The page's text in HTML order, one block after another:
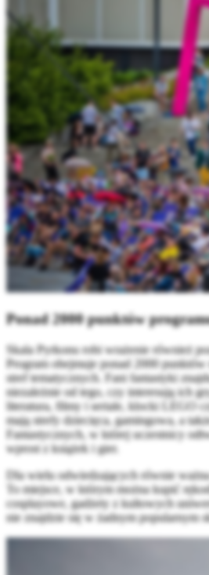
Ponad 2000 punktów
Skala Pyrkonu robi wrażenie również
Program obejmuje ponad 2000 punktów
stref tematycznych. Fani fantastyki
niezależnie od tego, czy interesują ich
literatura, filmy i seriale, klocki LEGO
mają strefy dziecięca, gamingowa, a
Fantastycznych, w której uczestnicy
wprost z książek i gier.
Dla wielu odwiedzających równie
To miejsce, w którym można kupić
cosplayowe, gadżety z kultowych
nie znajdzie się w żadnym popularnym